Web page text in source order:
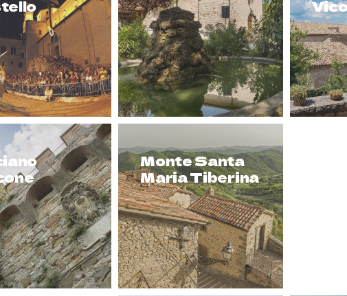
Monte Santa
Maria Tiberina